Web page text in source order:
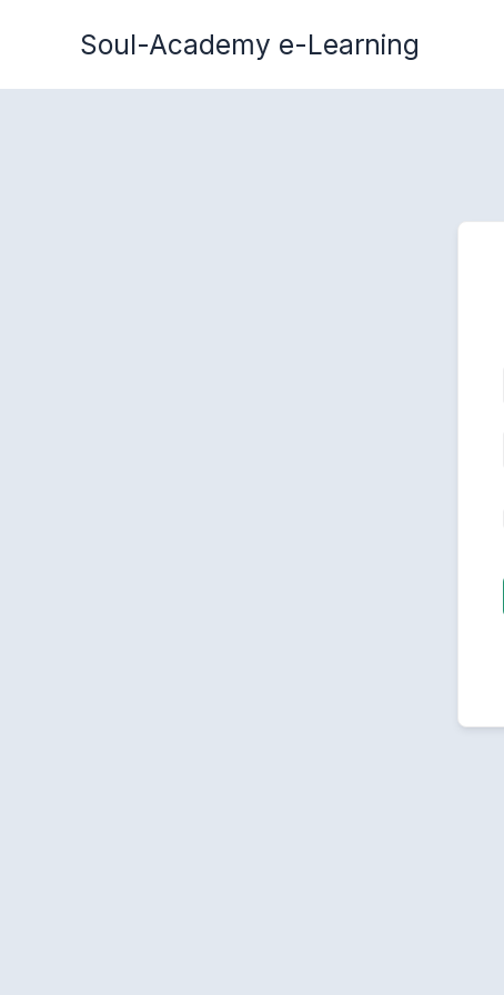
Soul-Academy e-Learning